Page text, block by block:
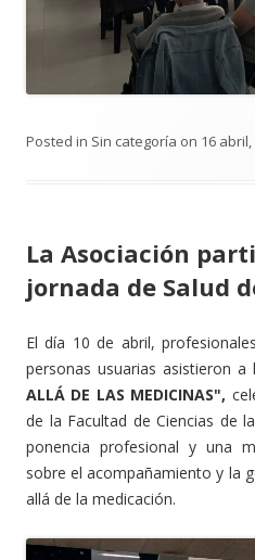
Posted in Sin categoría on 16 abril,
La Asociación
jornada de Salud
El día 10 de abril,
personas usuarias asistieron a
ALLÁ DE LAS MEDICINAS",
de la Facultad de Ciencias de
ponencia profesional y una
sobre el acompañamiento y la
allá de la medicación.